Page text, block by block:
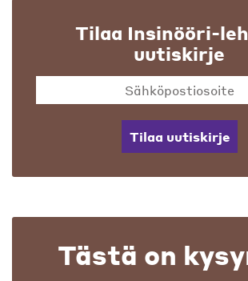
Tilaa Insinööri-
uutiskirje
Tilaa uutiskirje
Tästä on